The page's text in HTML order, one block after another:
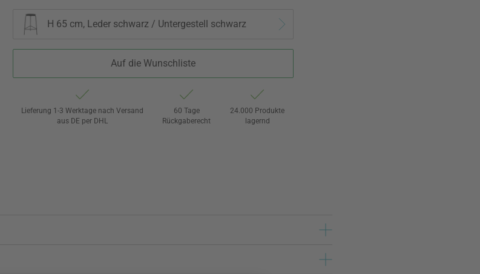
H 65 cm, Leder schwarz / Untergestell schwarz
Auf die Wunschliste
Lieferung 1-3 Werktage nach Versand
aus DE per DHL
60 Tage
Rückgaberecht
24.000 Produkte
lagernd